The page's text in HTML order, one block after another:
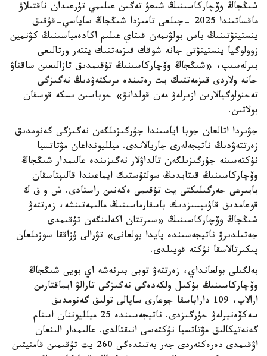
شىڭجاڭ وۆچاركاسىنىڭ شىعۋ تەگىن عىلىمي تۇرعىدان ناقتىلاۋ
ماقساتىندا 2025 -جىلعى تامىزدا شىڭجاڭ ساياسي-قۇقىق
ينستيتۋتىنىڭ باس بولۋىمەن قىتاي عىلىم اكادەمياسىنىڭ كۋنمين
زوولوگيا ينستيتۋتى جانە شوقك قىزمەتتىك يتتەر ورتالىعى
بىرلەسىپ، «شىڭجاڭ وۆچاركاسىنىڭ تۇقىمدىق تازالىعىن ساقتاۋ
جانە ولاردى قىزمەتتىك يت رەتىندە ىرىكتەۋدىڭ نەگىزگى
تەحنولوگيالارىن ازىرلەۋ مەن قولدانۋ» جوباسىن ىسكە قوسقان
بولاتىن.
جۋىردا اتالعان جوبا اياسىندا جۇرگىزىلگەن نەگىزگى گەنومدىق
زەرتتەۋدىڭ ناتيجەلەرى جاريالاندى. ميلليونداعان مۋتاتسيا
نۇكتەسىنە جۇرگىزىلگەن تالداۋلار نەگىزىندە عالىمدار شىڭجاڭ
وۆچاركاسىنىڭ قىتايدىڭ سولتۇستىك ايماعىندا قالىپتاسقان
بايىرعى جەرگىلىكتى يت تۇقىمى ەكەنىن راستادى. ش و ق ك
قوعامدىق قاۋىپسىزدىك باسقارماسىنىڭ مالىمەتىنشە، زەرتتەۋ
شىڭجاڭ وۆچاركاسىنىڭ «سىرتتان اكەلىنگەن تۇقىمدى
جەتىلدىرۋ ناتيجەسىندە پايدا بولعانى» تۋرالى ۇزاققا سوزىلعان
پىكىرتالاسقا نۇكتە قويىلدى.
بەلگىلى بولعانداي، زەرتتەۋ توبى بىرنەشە اي بويى شىڭجاڭ
وۆچاركاسىنىڭ بۇكىل ولكەدەگى نەگىزگى تارالۋ ايماقتارىن
ارالاپ، 109 داراباسقا جوعارى ساپالى تولىق گەنومدىق
سەكۆەنيرلەۋ جۇرگىزدى. ناتيجەسىندە 25 ميلليوننان استام
گەنەتيكالىق مۋتاتسيا نۇكتەسى انىقتالدى. عالىمدار الىنعان
اۋقىمدى دەرەكتەردى جەر بەتىندەگى 260 يت تۇقىمىن قامتيتىن